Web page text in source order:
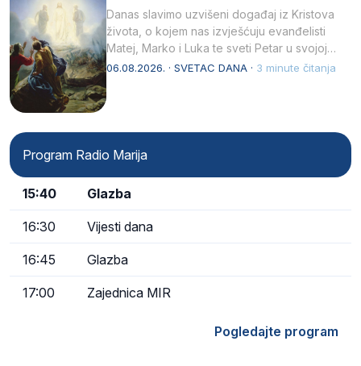
Danas slavimo uzvišeni događaj iz Kristova
života, o kojem nas izvješćuju evanđelisti
Matej, Marko i Luka te sveti Petar u svojoj
drugoj…
06.08.2026. · SVETAC DANA · 3 minute čitanja
Program Radio Marija
15:40 Glazba
16:30 Vijesti dana
16:45 Glazba
17:00 Zajednica MIR
Pogledajte program